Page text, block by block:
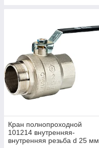
Кран полнопроходной
101214 внутренняя-
внутренняя резьба d 25 мм